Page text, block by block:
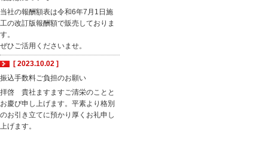
当社の報酬額表は令和6年7月1日施
工の改訂版報酬額で販売しておりま
す。
ぜひご活用くださいませ。
[ 2023.10.02 ]
振込手数料ご負担のお願い
拝啓 貴社ますますご清栄のことと
お慶び申し上げます。平素より格別
のお引き立てに預かり厚くお礼申し
上げます。